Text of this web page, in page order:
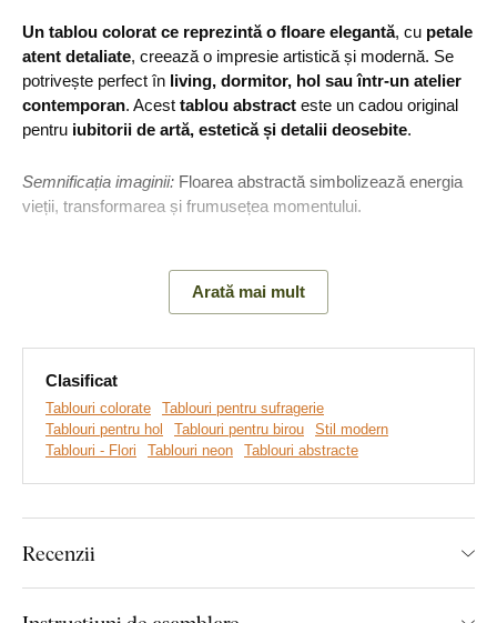
Un tablou colorat ce reprezintă o floare elegantă, cu petale
atent detaliate, creează o impresie artistică și modernă. Se
potrivește perfect în living, dormitor, hol sau într-un atelier
contemporan. Acest tablou abstract este un cadou original
pentru iubitorii de artă, estetică și detalii deosebite.
Semnificația imaginii: Floarea abstractă simbolizează energia
vieții, transformarea și frumusețea momentului.
Realizăm tablouri premium, revoluționare din plăci
groase de lemn
cea
Arată mai mult
Clasificat
Tablouri colorate
Tablouri pentru sufragerie
Tablouri pentru hol
Tablouri pentru birou
Stil modern
Tablouri - Flori
Tablouri neon Tablouri abstracte
Recenzii